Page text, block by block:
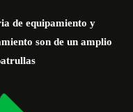
de equipamiento y
son de un amplio